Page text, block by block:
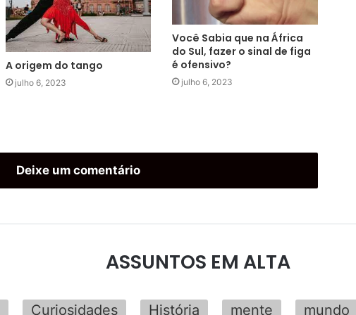
A origem do tango
julho 6, 2023
Você Sabia que na África
do Sul, fazer o sinal de figa
é ofensivo?
julho 6, 2023
Deixe um comentário
ASSUNTOS EM ALTA
Curiosidades História mente mundo